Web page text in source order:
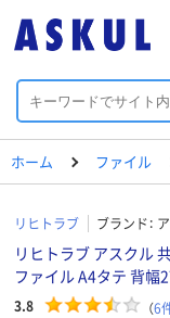
ホーム ファイル
リヒトラブ ブランド：
リヒトラブ アスクル
ファイル A4タテ 背
3.8 （6